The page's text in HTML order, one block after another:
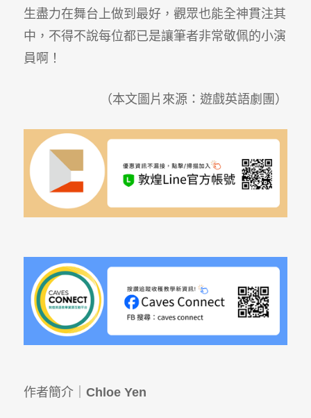
生盡力在舞台上做到最好，觀眾也能全神貫注其
中，不得不說每位都已是讓筆者非常敬佩的小演
員啊！
（本文圖片來源：遊戲英語劇團）
作者簡介｜ Chloe Yen